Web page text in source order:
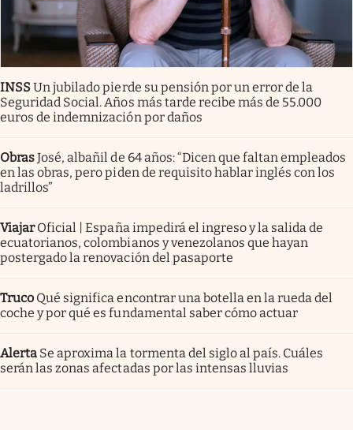
INSSUn jubilado pierde su pensión por un error de la
Seguridad Social. Años más tarde recibe más de 55.000
euros de indemnización por daños
ObrasJosé, albañil de 64 años: “Dicen que faltan empleados
en las obras, pero piden de requisito hablar inglés con los
ladrillos”
Viajar Oficial | España impedirá el ingreso y la salida de
ecuatorianos, colombianos y venezolanos que hayan
postergado la renovación del pasaporte
Truco Qué significa encontrar una botella en la rueda del
coche y por qué es fundamental saber cómo actuar
Alerta Se aproxima la tormenta del siglo al país. Cuáles
serán las zonas afectadas por las intensas lluvias